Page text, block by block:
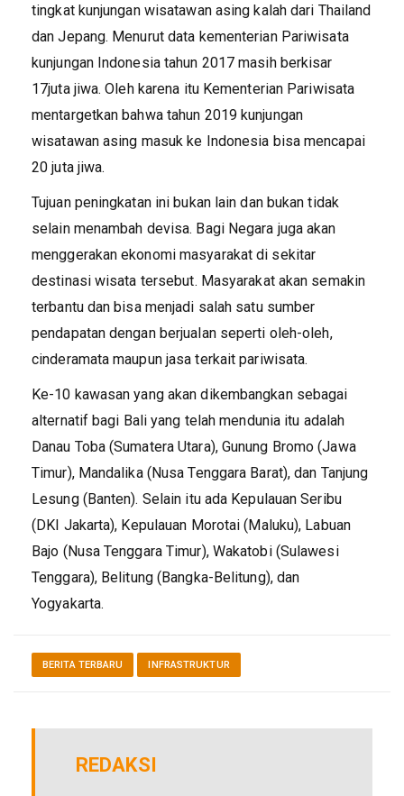
tingkat kunjungan wisatawan asing kalah dari Thailand
dan Jepang. Menurut data kementerian Pariwisata
kunjungan Indonesia tahun 2017 masih berkisar
17juta jiwa. Oleh karena itu Kementerian Pariwisata
mentargetkan bahwa tahun 2019 kunjungan
wisatawan asing masuk ke Indonesia bisa mencapai
20 juta jiwa.
Tujuan peningkatan ini bukan lain dan bukan tidak
selain menambah devisa. Bagi Negara juga akan
menggerakan ekonomi masyarakat di sekitar
destinasi wisata tersebut. Masyarakat akan semakin
terbantu dan bisa menjadi salah satu sumber
pendapatan dengan berjualan seperti oleh-oleh,
cinderamata maupun jasa terkait pariwisata.
Ke-10 kawasan yang akan dikembangkan sebagai
alternatif bagi Bali yang telah mendunia itu adalah
Danau Toba (Sumatera Utara), Gunung Bromo (Jawa
Timur), Mandalika (Nusa Tenggara Barat), dan Tanjung
Lesung (Banten). Selain itu ada Kepulauan Seribu
(DKI Jakarta), Kepulauan Morotai (Maluku), Labuan
Bajo (Nusa Tenggara Timur), Wakatobi (Sulawesi
Tenggara), Belitung (Bangka-Belitung), dan
Yogyakarta.
BERITA TERBARU INFRASTRUKTUR
REDAKSI